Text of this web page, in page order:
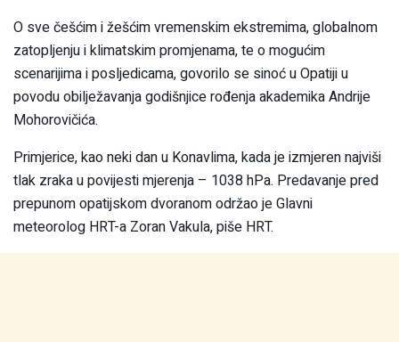
O sve češćim i žešćim vremenskim ekstremima, globalnom
zatopljenju i klimatskim promjenama, te o mogućim
scenarijima i posljedicama, govorilo se sinoć u Opatiji u
povodu obilježavanja godišnjice rođenja akademika Andrije
Mohorovičića.
Primjerice, kao neki dan u Konavlima, kada je izmjeren najviši
tlak zraka u povijesti mjerenja – 1038 hPa. Predavanje pred
prepunom opatijskom dvoranom održao je Glavni
meteorolog HRT-a Zoran Vakula, piše HRT.